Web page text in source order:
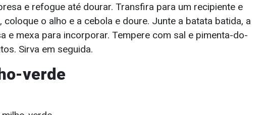
e refogue até dourar. Transfira para um recipiente e
coloque o alho e a cebola e doure. Junte a batata batida, a
e mexa para incorporar. Tempere com sal e pimenta-do-
Sirva em seguida.
verde